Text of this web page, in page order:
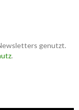
genutzt.
.